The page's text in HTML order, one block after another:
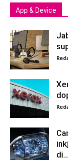
App & Device
di...